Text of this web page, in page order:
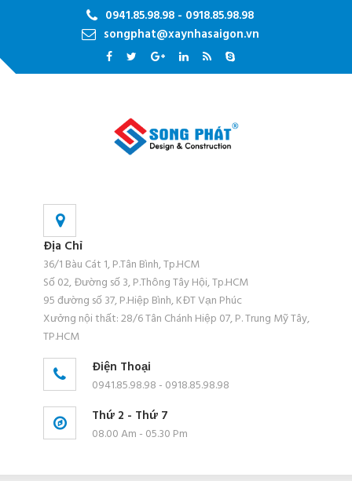
0941.85.98.98 - 0918.85.98.98
songphat@xaynhasaigon.vn
Địa Chỉ
36/1 Bàu Cát 1, P.Tân Bình, Tp.HCM
Số 02, Đường số 3, P.Thông Tây Hội, Tp.HCM
95 đường số 37, P.Hiệp Bình, KĐT Vạn Phúc
Xưởng nội thất: 28/6 Tân Chánh Hiệp 07, P. Trung Mỹ Tây,
TP.HCM
Điện Thoại
0941.85.98.98 - 0918.85.98.98
Thứ 2 - Thứ 7
08.00 Am - 05.30 Pm